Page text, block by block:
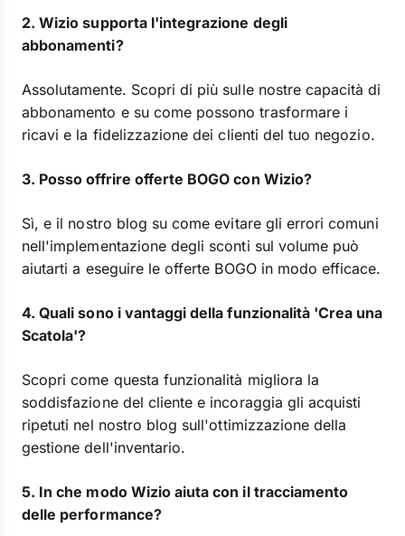
2. Wizio supporta l'integrazione degli
abbonamenti?
Assolutamente. Scopri di più sulle nostre capacità di
abbonamento e su come possono trasformare i
ricavi e la fidelizzazione dei clienti del tuo negozio.
3. Posso offrire offerte BOGO con Wizio?
Sì, e il nostro blog su come evitare gli errori comuni
nell'implementazione degli sconti sul volume può
aiutarti a eseguire le offerte BOGO in modo efficace.
4. Quali sono i vantaggi della funzionalità 'Crea una
Scatola'?
Scopri come questa funzionalità migliora la
soddisfazione del cliente e incoraggia gli acquisti
ripetuti nel nostro blog sull'ottimizzazione della
gestione dell'inventario.
5. In che modo Wizio aiuta con il tracciamento
delle performance?